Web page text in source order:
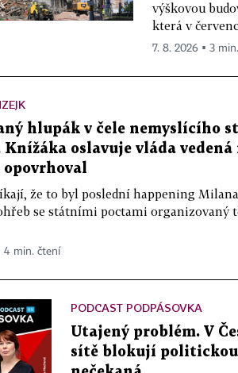
výškovou
která v
7. 8. 2026 ▪ 3
hlupák v čele nemyslícího
oslavuje vláda vedená
opovrhoval
že to byl poslední happening
se státními poctami organizovaný
4 min. čtení
PODCAST PODPÁSOVKA
Utajený problém. V
sítě blokují politickou